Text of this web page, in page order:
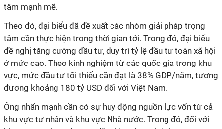
tâm mạnh mẽ.
Theo đó, đại biểu đã đề xuất các nhóm giải pháp trọng
tâm cần thực hiện trong thời gian tới. Trong đó, đại biểu
đề nghị tăng cường đầu tư, duy trì tỷ lệ đầu tư toàn xã hội
ở mức cao. Theo kinh nghiệm từ các quốc gia trong khu
vực, mức đầu tư tối thiểu cần đạt là 38% GDP/năm, tương
đương khoảng 180 tỷ USD đối với Việt Nam.
Ông nhấn mạnh cần có sự huy động nguồn lực vốn từ cả
khu vực tư nhân và khu vực Nhà nước. Trong đó, đối với